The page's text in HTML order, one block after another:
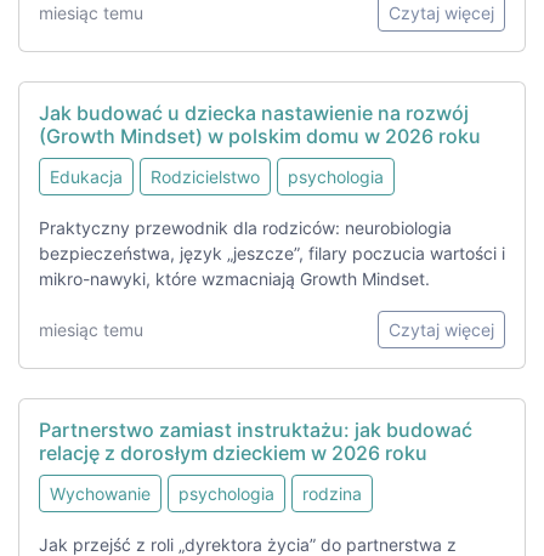
miesiąc temu Czytaj więcej
Jak budować u dziecka nastawienie na rozwój
(Growth Mindset) w polskim domu w 2026 roku
Edukacja Rodzicielstwo psychologia
Praktyczny przewodnik dla rodziców: neurobiologia
bezpieczeństwa, język „jeszcze”, filary poczucia wartości i
mikro-nawyki, które wzmacniają Growth Mindset.
miesiąc temu Czytaj więcej
Partnerstwo zamiast instruktażu: jak budować
relację z dorosłym dzieckiem w 2026 roku
Wychowanie psychologia rodzina
Jak przejść z roli „dyrektora życia” do partnerstwa z